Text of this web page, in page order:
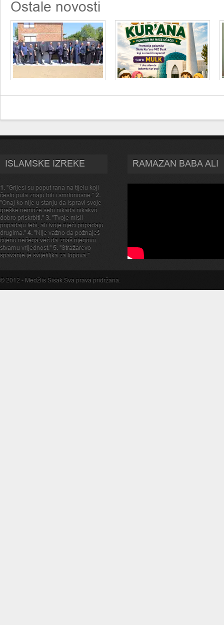
Ostale novosti
ISLAMSKE IZREKE
1. "Grijesi su poput rana na tijelu koji
često puta znaju biti i smrtonosne." 2.
"Onaj ko nije u stanju da ispravi svoje
greške nemože sebi nikada nikakvo
dobro priskrbiti." 3. "Tvoje misli
pripadaju tebi, ali tvoje rijeći pripadaju
drugima." 4. "Nije važno da požnaješ
cijenu nečega,već da znaš njegovu
stvarnu vrijednost." 5. "Stražarevo
spavanje je svijetiljka za lopova."
RAMAZAN BABA ALI
© 2012 - Medžlis Sisak.Sva prava pridržana.